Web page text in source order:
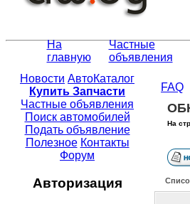
На
главную
Частные
объявления
Новости АвтоКаталог
Купить Запчасти
Частные объявления
Поиск автомобилей
Подать объявление
Полезное Контакты
Форум
Авторизация
FAQ
На